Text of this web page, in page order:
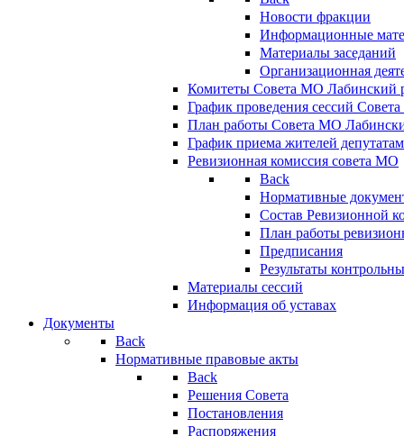
Новости фракции
Информационные
Материалы заседаний
Организационная
Комитеты Совета МО Лабинский
График проведения сессий
План работы Совета МО
График приема жителей
Ревизионная комиссия совета МО
Back
Нормативные
Состав Ревизионной
План работы
Предписания
Результаты
Материалы сессий
Информация об уставах
Документы
Back
Нормативные правовые акты
Back
Решения Совета
Постановления
Распоряжения